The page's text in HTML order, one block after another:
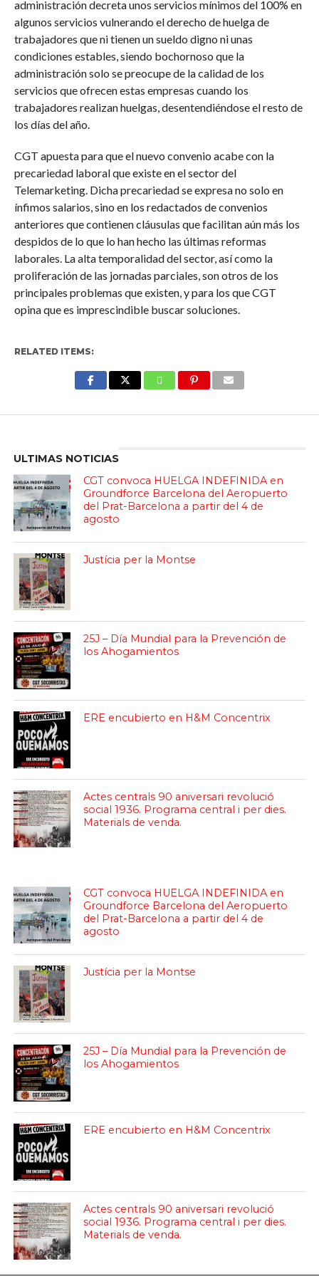
administración decreta unos servicios mínimos del 100% en
algunos servicios vulnerando el derecho de huelga de
trabajadores que ni tienen un sueldo digno ni unas
condiciones estables, siendo bochornoso que la
administración solo se preocupe de la calidad de los
servicios que ofrecen estas empresas cuando los
trabajadores realizan huelgas, desentendiéndose el resto de
los días del año.
CGT apuesta para que el nuevo convenio acabe con la
precariedad laboral que existe en el sector del
Telemarketing. Dicha precariedad se expresa no solo en
ínfimos salarios, sino en los redactados de convenios
anteriores que contienen cláusulas que facilitan aún más los
despidos de lo que lo han hecho las últimas reformas
laborales. La alta temporalidad del sector, así como la
proliferación de las jornadas parciales, son otros de los
principales problemas que existen, y para los que CGT
opina que es imprescindible buscar soluciones.
RELATED ITEMS:
ULTIMAS NOTICIAS
CGT convoca HUELGA INDEFINIDA en
Groundforce Barcelona del Aeropuerto
del Prat-Barcelona a partir del 4 de
agosto
Justícia per la Montse
25J – Día Mundial para la Prevención de
los Ahogamientos
ERE encubierto en H&M Concentrix
Actes centrals 90 aniversari revolució
social 1936. Programa central i per dies.
Materials de venda.
CGT convoca HUELGA INDEFINIDA en
Groundforce Barcelona del Aeropuerto
del Prat-Barcelona a partir del 4 de
agosto
Justícia per la Montse
25J – Día Mundial para la Prevención de
los Ahogamientos
ERE encubierto en H&M Concentrix
Actes centrals 90 aniversari revolució
social 1936. Programa central i per dies.
Materials de venda.